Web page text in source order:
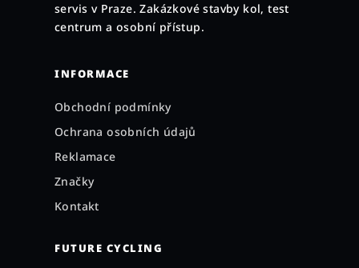
servis v Praze. Zakázkové stavby kol, test
centrum a osobní přístup.
INFORMACE
Obchodní podmínky
Ochrana osobních údajů
Reklamace
Značky
Kontakt
FUTURE CYCLING